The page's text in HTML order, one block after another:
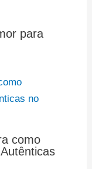
para
como